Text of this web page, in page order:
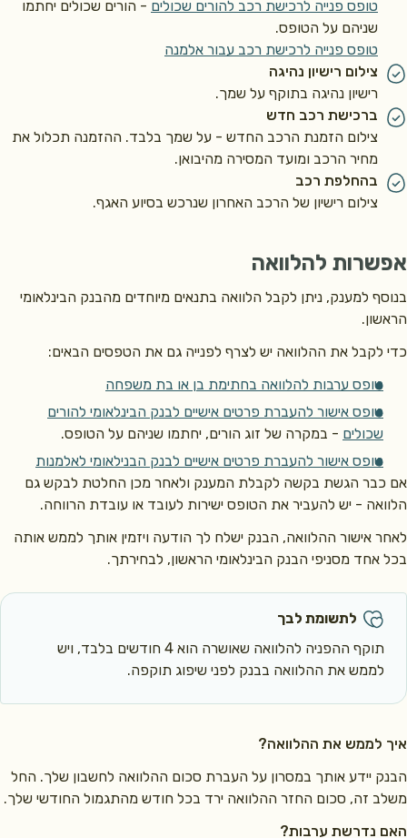
רכב חדש
רכב לאחר תקופה של 4 שנים ואילך, ולקבל מענק על סך
בשכול כפול זכאיות לסיוע של 200% לרכישת רכב אחד או סיוע כפול של 100%.
רכב משומש בפעם הראשונה, או החלפתו
יכולות לקנות רכב משומש בתנאי שגילו לא עולה על 60 חודשים מיום עלייתו לכביש.
לקבל מענק בגובה
לא ניתן לרכוש רכב משומש מבני משפחה מדרגה ראשונה, או מחברה
לבך:
ויתומות בשכול כפול
ששני הוריהם חללים והוכרו לאחר התאריך 1/8/2024
ליתומים
ליתומים יוכלו לקבל מענק חד-פעמי לרכישת רכב חדש
יינתן לאפוטרופוס שהצעיר מבין היתומים בחסותו טרם מלאו לו 21 שנים.
טופס פנייה לרכישת רכב להורים שכולים- הורים שכולים יחתמו
שניהם על הטופס.
טופס פנייה לרכישת רכב עבור אלמנה
צילום רישיון נהיגה
רישיון נהיגה בתוקף על שמך.
ברכישת רכב חדש
צילום הזמנת הרכב החדש - על שמך בלבד. ההזמנה תכלול את
מחיר הרכב ומועד המסירה מהיבואן.
בהחלפת רכב
צילום רישיון של הרכב האחרון שנרכש בסיוע האגף.
להלוואה
למענק, ניתן לקבל הלוואה בתנאים מיוחדים מהבנק הבינלאומי
לקבל את ההלוואה יש לצרף לפנייה גם את הטפסים הבאים:
טופס ערבות להלוואה בחתימת בן או בת משפחה
טופס אישור להעברת פרטים אישיים לבנק הבינלאומי להורים
שכולים- במקרה של זוג הורים, יחתמו שניהם על הטופס.
טופס אישור להעברת פרטים אישיים לבנק הבנילאומי לאלמנות
הגשת בקשה לקבלת המענק ולאחר מכן החלטת לבקש גם
- יש להעביר את הטופס ישירות לעובד או עובדת הרווחה.
אישור ההלוואה, הבנק ישלח לך הודעה ויזמין אותך לממש אותה
אחד מסניפי הבנק הבינלאומי הראשון, לבחירתך.
לתשומת לבך
תוקף ההפניה להלוואה שאושרה הוא 4 חודשים בלבד, ויש
לממש את ההלוואה בבנק לפני שיפוג תוקפה.
לממש את ההלוואה?
יידע אותך במסרון על העברת סכום ההלוואה לחשבון שלך. החל
זה, סכום החזר ההלוואה ירד בכל חודש מהתגמול החודשי שלך.
נדרשת ערבות?